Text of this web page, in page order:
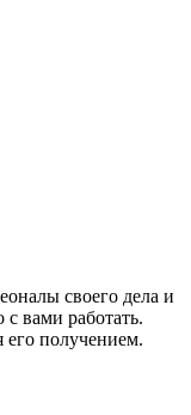
своего дела и
вами работать.
его получением.